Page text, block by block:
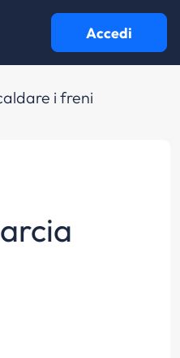
Accedi
i freni